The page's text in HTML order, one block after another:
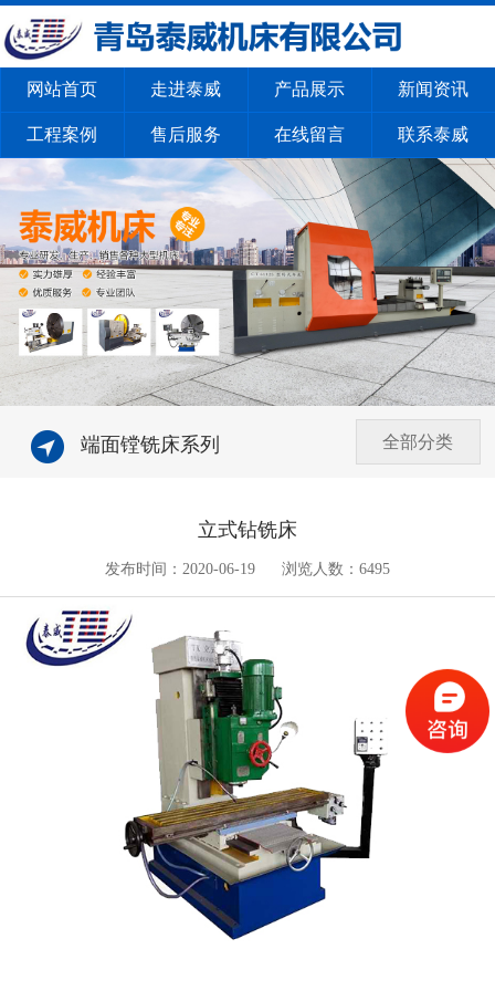
网站首页 走进泰威 产品展示 新闻资讯
工程案例 售后服务 在线留言 联系泰威
端面镗铣床系列 全部分类
立式钻铣床
发布时间：2020-06-19 浏览人数：6495